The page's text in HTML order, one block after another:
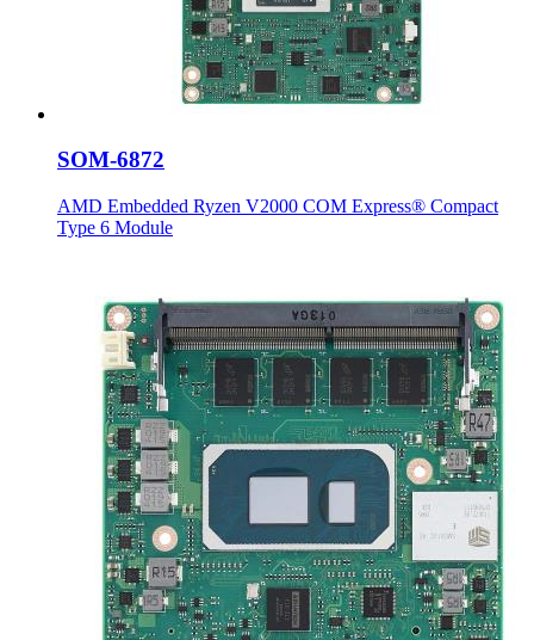
SOM-6872
AMD Embedded Ryzen V2000 COM Express® Compact
Type 6 Module